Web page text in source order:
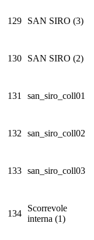
129 SAN SIRO (3)
130 SAN SIRO (2)
131 san_siro_coll01
132 san_siro_coll02
133 san_siro_coll03
134
Scorrevole
interna (1)